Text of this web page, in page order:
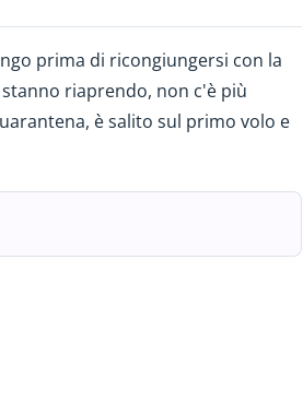
prima di ricongiungersi con la
riaprendo, non c'è più
è salito sul primo volo e